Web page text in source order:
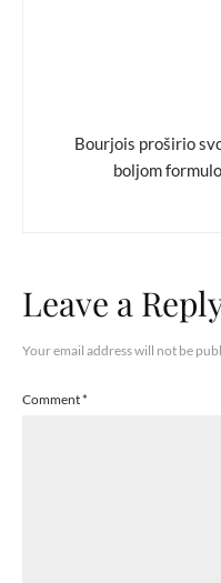
Bourjois proširio
boljom
Leave a
Your email address will not be
Comment*